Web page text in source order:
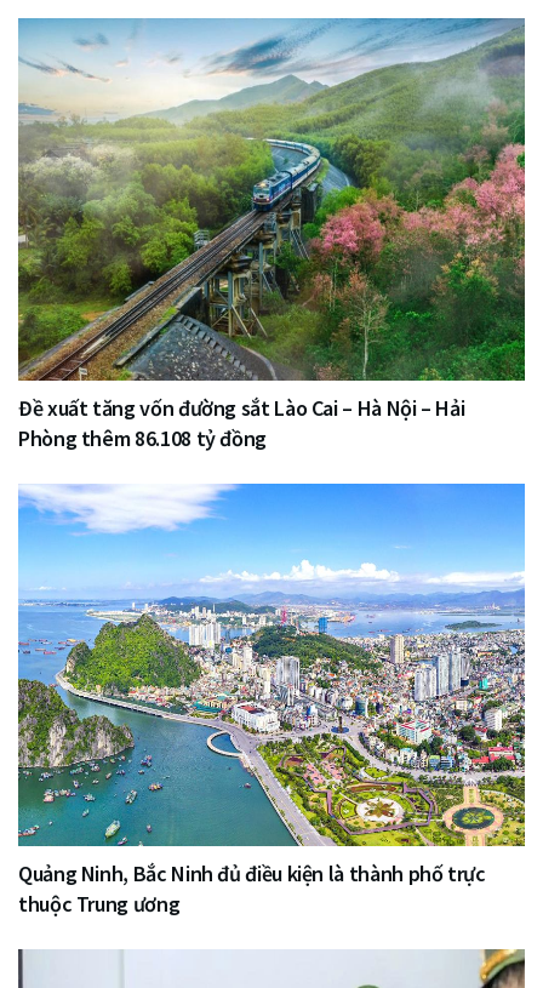
Đề xuất tăng vốn đường sắt Lào Cai – Hà Nội – Hải
Phòng thêm 86.108 tỷ đồng
Quảng Ninh, Bắc Ninh đủ điều kiện là thành phố trực
thuộc Trung ương